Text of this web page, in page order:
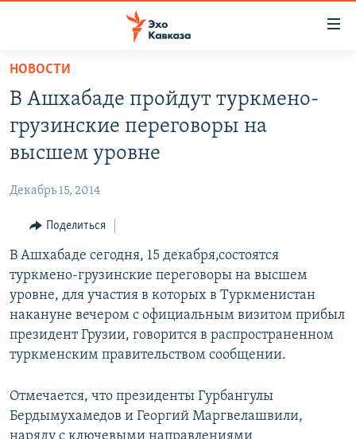
Вернуться
основному
содержанию
Вернутся
главной
навигации
Вернутся
поиску
СУХУМИ
ВЕСЬ КАВКАЗ
СЕВЕРНЫЙ КАВКАЗ
АРМЕНИЯ
АЗЕРБАЙДЖАН
ТЕМЫ
ПОЛИТИКА
ЭКОНОМИКА
ОБЩЕСТВО
КУЛЬТУРА
МИР
РУБРИКИ
НЕКРУГЛЫЙ СТОЛ
ГОСТЬ НЕДЕЛИ
ПОЗИЦИЯ
ГОЛОСА
МУЛЬТИМЕДИА
ВИДЕО
ФОТО
АУДИО
ПОДКАСТЫ
ПРИСОЕДИНЯЙТЕСЬ!
Все сайты РСЕ/РС
НОВОСТИ
В Ашхабаде пройдут туркмено-
грузинские переговоры на
высшем уровне
Декабрь 15, 2014
Поделиться
В Ашхабаде сегодня, 15 декабря,состоятся
туркмено-грузинские переговоры на высшем
уровне, для участия в которых в Туркменистан
накануне вечером с официальным визитом прибыл
президент Грузии, говорится в распространенном
туркменским правительством сообщении.
Отмечается, что президенты Гурбангулы
Бердымухамедов и Георгий Маргвелашвили,